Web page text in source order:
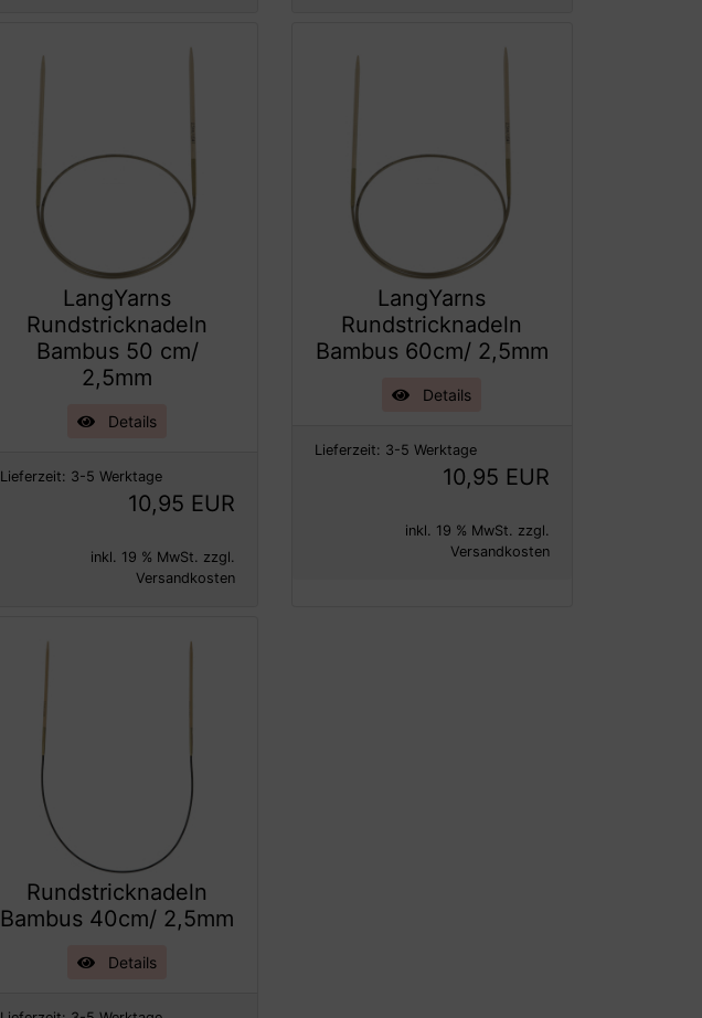
LangYarns
Rundstricknadeln
Bambus 50 cm/
2,5mm
Details
Lieferzeit: 3-5 Werktage
10,95 EUR
inkl. 19 % MwSt. zzgl.
Versandkosten
LangYarns
Rundstricknadeln
Bambus 60cm/ 2,5mm
Details
Lieferzeit: 3-5 Werktage
10,95 EUR
inkl. 19 % MwSt. zzgl.
Versandkosten
Rundstricknadeln
Bambus 40cm/ 2,5mm
Details